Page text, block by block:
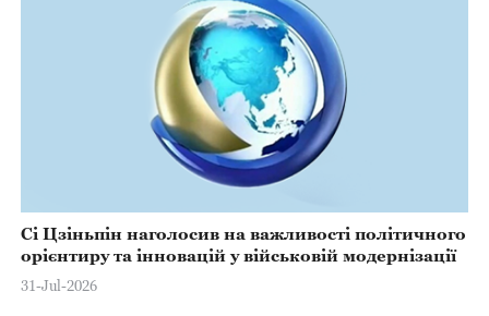
Сі Цзіньпін наголосив на важливості політичного
орієнтиру та інновацій у військовій модернізації
31-Jul-2026